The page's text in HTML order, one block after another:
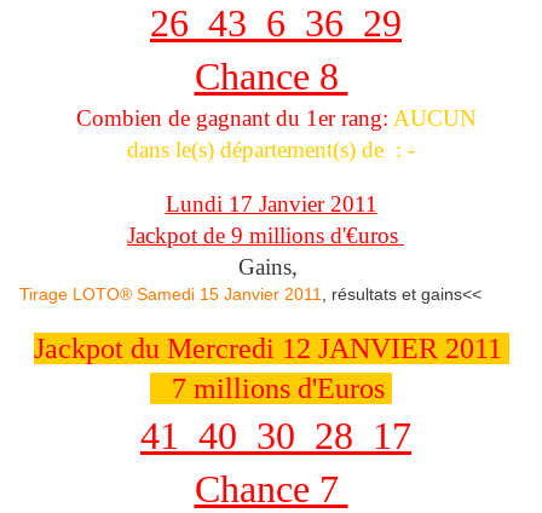
26 43 6 36 29
Chance 8
Combien de gagnant du 1er rang: AUCUN
dans le(s) département(s) de : -
Lundi 17 Janvier 2011
Jackpot de 9 millions d'€uros
Gains,
Tirage LOTO® Samedi 15 Janvier 2011 , résultats et gains<<
Jackpot du Mercredi 12 JANVIER 2011
7 millions d'Euros
41 40 30 28 17
Chance 7